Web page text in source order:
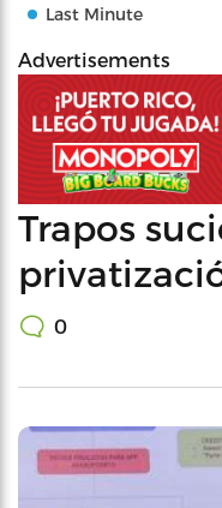
Last Minute
Advertisements
Trapos
0